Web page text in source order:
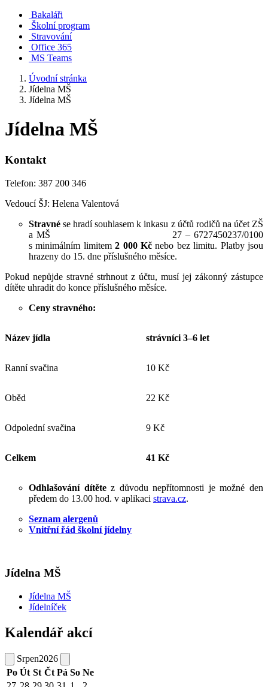
Bakaláři
Školní program
Stravování
Office 365
MS Teams
Úvodní stránka
Jídelna MŠ
Jídelna MŠ
Jídelna MŠ
Kontakt
Telefon: 387 200 346
Vedoucí ŠJ: Helena Valentová
Stravnése hradí souhlasem k inkasu z účtů rodičů na účet ZŠ
a MŠ 27 – 6727450237/0100
s minimálním limitem2 000 Kč nebo bez limitu. Platby jsou
hrazeny do 15. dne příslušného měsíce.
Pokud nepůjde stravné strhnout z účtu, musí jej zákonný zástupce
dítěte uhradit do konce příslušného měsíce.
Ceny stravného:
Název jídla strávníci 3–6 let
Ranní svačina 10 Kč
Oběd 22 Kč
Odpolední svačina 9 Kč
Celkem 41 Kč
Odhlašování dítětez důvodu nepřítomnosti je možné den
předem do 13.00 hod. v aplikaci strava.cz.
Seznam alergenů
Vnitřní řád školní jídelny
Jídelna MŠ
Jídelna MŠ
Jídelníček
Kalendář akcí
Srpen2026
Po Út St Čt Pá So Ne